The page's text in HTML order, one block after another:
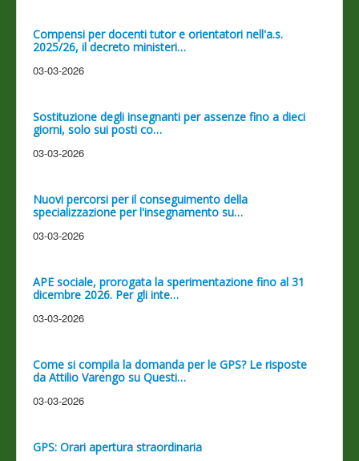
Compensi per docenti tutor e orientatori nell'a.s.
2025/26, il decreto ministeri…
03-03-2026
Sostituzione degli insegnanti per assenze fino a dieci
giorni, solo sui posti co…
03-03-2026
Nuovi percorsi per il conseguimento della
specializzazione per l'insegnamento su…
03-03-2026
APE sociale, prorogata la sperimentazione fino al 31
dicembre 2026. Per gli inte…
03-03-2026
Come si compila la domanda per le GPS? Le risposte
da Attilio Varengo su Questi…
03-03-2026
GPS: Orari apertura straordinaria